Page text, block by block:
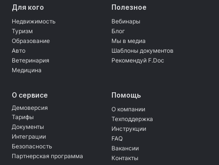
Для кого
Недвижимость
Туризм
Образование
Авто
Ветеринария
Медицина
Полезное
Вебинары
Блог
Мы в медиа
Шаблоны документов
Рекомендуй F.Doc
О сервисе
Демоверсия
Тарифы
Документы
Интеграции
Безопасность
Партнерская программа
Помощь
О компании
Техподдержка
Инструкции
FAQ
Вакансии
Контакты